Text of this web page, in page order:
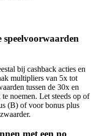
speelvoorwaarden
bij cashback acties en
multipliers van 5x tot
tussen de 30x en
noemen. Let steeds op of
(B) of voor bonus plus
met een no